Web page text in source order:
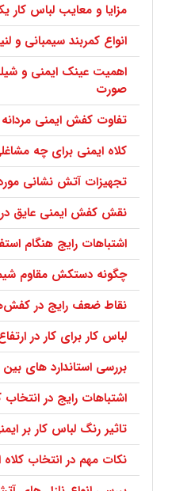
مزایا و معایب لباس کار
انواع کمربند سیمبانی و
اهمیت عینک ایمنی و
صورت
تفاوت کفش ایمنی مردانه
کلاه ایمنی برای چه
تجهیزات آتش نشانی
نقش کفش ایمنی عایق در
اشتباهات رایج هنگام
چگونه دستکش مقاوم
نقاط ضعف رایج در
لباس کار برای کار در
بررسی استاندارد های
اشتباهات رایج در
تاثیر رنگ لباس کار بر
نکات مهم در انتخاب